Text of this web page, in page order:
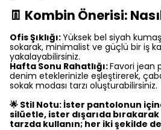
👖 Kombin Önerisi:
Ofis Şıklığı:Yüksek bel siyah
sokarak, minimalist ve güçlü bir iş
yakalayabilirsiniz.
Hafta Sonu Rahatlığı:Favori jean
denim eteklerinizle eşleştirerek,
sokak modası tarzı oluşturabilirsiniz.
🌟 Stil Notu: İster pantolonun
silüetle, ister dışarıda
tarzda kullanın; her iki şekilde